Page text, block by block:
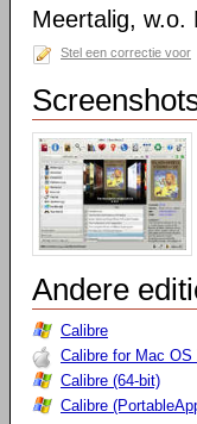
Meertalig, w.o.
Stel een correctie voor
Andere
Calibre
Calibre for Mac OS
Calibre (64-bit)
Calibre